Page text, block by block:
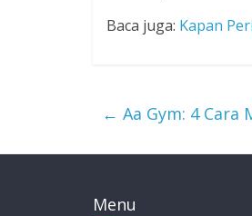
Baca juga: Kapan
← Aa Gym: 4
Menu